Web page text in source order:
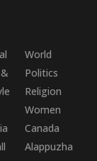
World
Politics
Religion
Women
Canada
Alappuzha